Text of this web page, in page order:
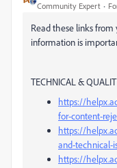
Community Expert
Read these links from
information is
TECHNICAL &
https://
for-content-
https://
and-technical-
https://